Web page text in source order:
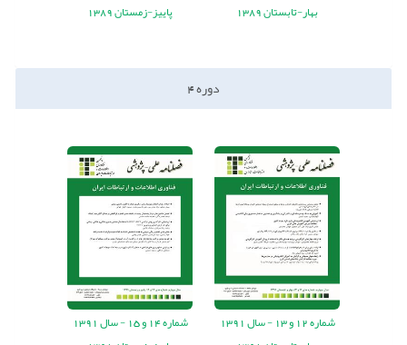
بهار-تابستان 1389
پاییز-زمستان 1389
دوره4
شماره12 و13
-سال1391
شماره14 و15
-سال1391